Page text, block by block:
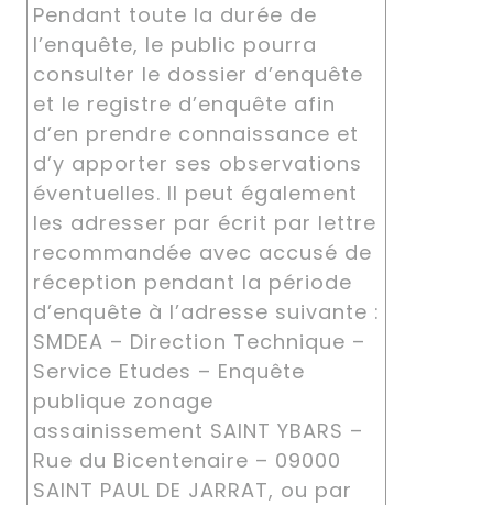
Pendant toute la durée de
l’enquête, le public pourra
consulter le dossier d’enquête
et le registre d’enquête afin
d’en prendre connaissance et
d’y apporter ses observations
éventuelles. Il peut également
les adresser par écrit par lettre
recommandée avec accusé de
réception pendant la période
d’enquête à l’adresse suivante :
SMDEA – Direction Technique –
Service Etudes – Enquête
publique zonage
assainissement SAINT YBARS –
Rue du Bicentenaire – 09000
SAINT PAUL DE JARRAT, ou par